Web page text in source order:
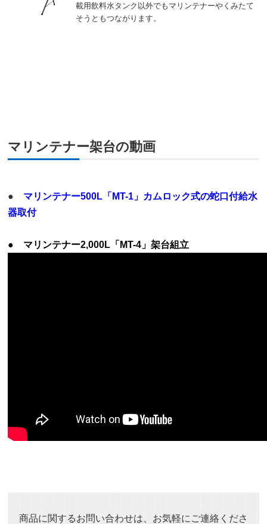
載用飲料水タンク以外でもマリンテナーやくみたて
そうともつながります。
マリンテナー架台の動画
● マリンテナー500L「MT-1」カムロック式の蛇口付給水
器取付
● マリンテナー2,000L「MT-4」架台組立
商品に関するお問い合わせは、お気軽にご連絡くださ